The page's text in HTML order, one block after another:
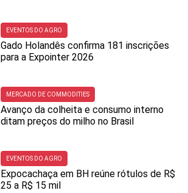
EVENTOS DO AGRO
Gado Holandês confirma 181 inscrições
para a Expointer 2026
MERCADO DE COMMODITIES
Avanço da colheita e consumo interno
ditam preços do milho no Brasil
EVENTOS DO AGRO
Expocachaça em BH reúne rótulos de R$
25 a R$ 15 mil